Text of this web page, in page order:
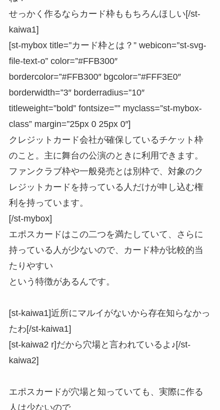
せっかく作るならカード枠ももちろんほしい[/st-
kaiwa1]
[st-mybox title=”カード枠とは？” webicon=”st-svg-
file-text-o” color=”#FFB300″
bordercolor=”#FFB300″ bgcolor=”#FFF3E0″
borderwidth=”3″ borderradius=”10″
titleweight=”bold” fontsize=”” myclass=”st-mybox-
class” margin=”25px 0 25px 0″]
クレジットカード会社が確保しているチケット枠
のこと。主に舞台の公演のときに利用できます。
ファンクラブ枠や一般発売とは別枠で、 対象のク
レジットカードを持っている人だけが申し込む権
利を持っています。
[/st-mybox]
エポスカードはこの二つを満たしていて、さらに
持っている人が少ないので、
カード枠が比較的当
たりやすい
という特徴があるんです。
[st-kaiwa1]近所にマルイがないから存在知らなかっ
たわ[/st-kaiwa1]
[st-kaiwa2 r]だから穴場と言われているよ♪[/st-
kaiwa2]
エポスカードが穴場と知っていても、実際に作る
人は少ないので